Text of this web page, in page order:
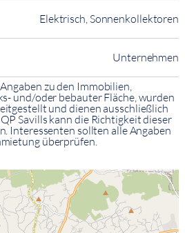
Elektrisch, Sonnenkollektoren
Unternehmen
zu den Immobilien,
und/oder bebauter Fläche, wurden
und dienen ausschließlich
Savills kann die Richtigkeit dieser
Interessenten sollten alle Angaben
überprüfen.